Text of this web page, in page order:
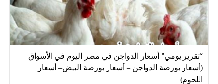
“تقرير يومي” أسعار الدواجن في مصر اليوم في الأسواق
(أسعار بورصة الدواجن – أسعار بورصة البيض– أسعار
اللحوم)